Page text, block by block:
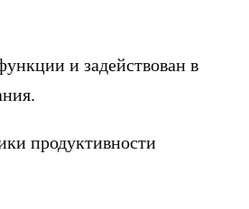
и задействован в
продуктивности